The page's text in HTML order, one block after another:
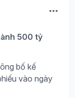
500 tỷ
bố kế
vào ngày